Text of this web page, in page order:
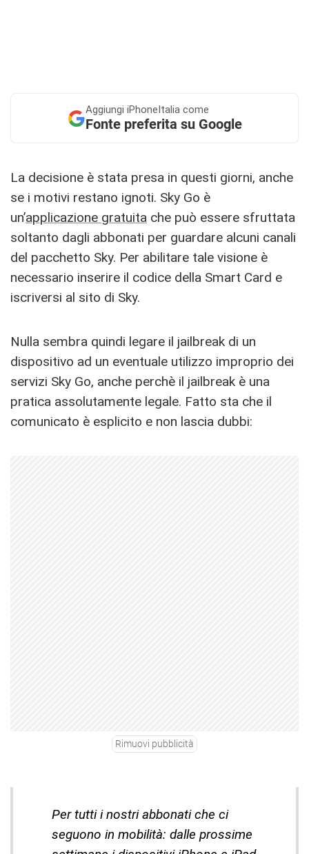
Aggiungi iPhoneItalia come
Fonte preferita su Google
La decisione è stata presa in questi giorni, anche
se i motivi restano ignoti. Sky Go è
un’applicazione gratuita che può essere sfruttata
soltanto dagli abbonati per guardare alcuni canali
del pacchetto Sky. Per abilitare tale visione è
necessario inserire il codice della Smart Card e
iscriversi al sito di Sky.
Nulla sembra quindi legare il jailbreak di un
dispositivo ad un eventuale utilizzo improprio dei
servizi Sky Go, anche perchè il jailbreak è una
pratica assolutamente legale. Fatto sta che il
comunicato è esplicito e non lascia dubbi:
Rimuovi pubblicità
Per tutti i nostri abbonati che ci
seguono in mobilità: dalle prossime